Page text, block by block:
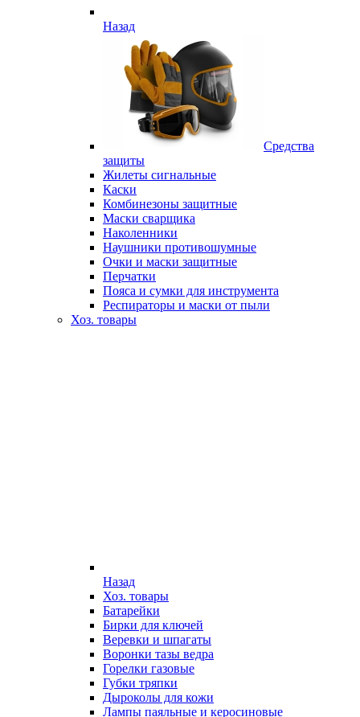
Назад
Средства
защиты
Жилеты сигнальные
Каски
Комбинезоны защитные
Маски сварщика
Наколенники
Наушники противошумные
Очки и маски защитные
Перчатки
Пояса и сумки для инструмента
Респираторы и маски от пыли
Хоз. товары
Назад
Хоз. товары
Батарейки
Бирки для ключей
Веревки и шпагаты
Воронки тазы ведра
Горелки газовые
Губки тряпки
Дыроколы для кожи
Лампы паяльные и керосиновые